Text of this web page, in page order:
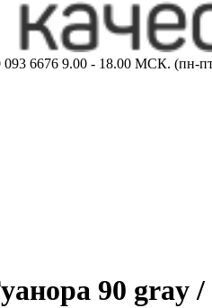
093 6676 9.00 - 18.00 МСК. (пн-
90 gray